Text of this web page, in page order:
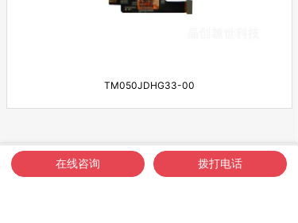
TM050JDHG33-00
1页4条
首页 活动展示 联系我们
在线咨询 拨打电话